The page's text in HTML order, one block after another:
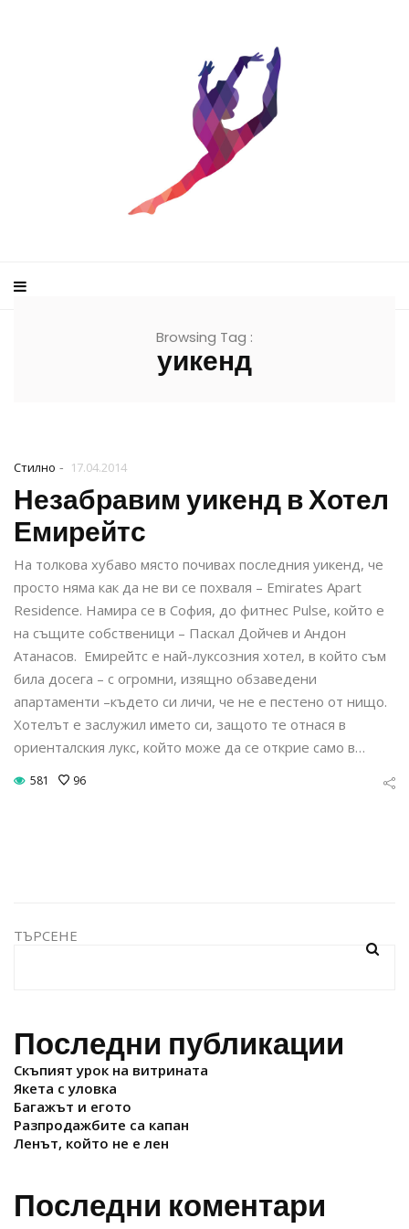
Browsing Tag :
уикенд
Стилно - 17.04.2014
Незабравим уикенд в Хотел
Емирейтс
На толкова хубаво място почивах последния уикенд, че
просто няма как да не ви се похваля – Emirates Apart
Residence. Намира се в София, до фитнес Pulse, който е
на същите собственици – Паскал Дойчев и Андон
Атанасов. Емирейтс е най-луксозния хотел, в който съм
била досега – с огромни, изящно обзаведени
апартаменти –където си личи, че не е пестено от нищо.
Хотелът е заслужил името си, защото те отнася в
ориенталския лукс, който може да се открие само в…
581 96
ТЪРСЕНЕ
Последни публикации
Скъпият урок на витрината
Якета с уловка
Багажът и егото
Разпродажбите са капан
Ленът, който не е лен
Последни коментари